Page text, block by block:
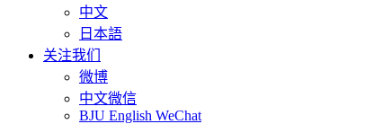
中文
日本語
关注我们
微博
中文微信
BJU English WeChat